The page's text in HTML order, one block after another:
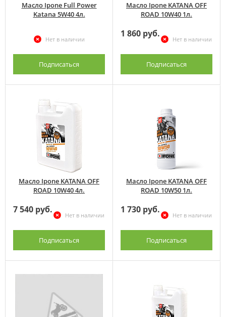
Масло Ipone Full Power
Katana 5W40 4л.
Нет в наличии
Подписаться
Масло Ipone KATANA OFF
ROAD 10W40 1л.
1 860 руб.
Нет в наличии
Подписаться
Масло Ipone KATANA OFF
ROAD 10W40 4л.
7 540 руб.
Нет в наличии
Подписаться
Масло Ipone KATANA OFF
ROAD 10W50 1л.
1 730 руб.
Нет в наличии
Подписаться